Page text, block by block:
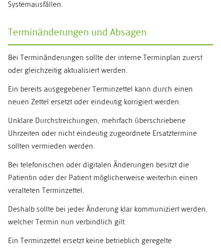
Systemausfällen.
Terminänderungen und Absagen
Bei Terminänderungen sollte der interne Terminplan zuerst
oder gleichzeitig aktualisiert werden.
Ein bereits ausgegebener Terminzettel kann durch einen
neuen Zettel ersetzt oder eindeutig korrigiert werden.
Unklare Durchstreichungen, mehrfach überschriebene
Uhrzeiten oder nicht eindeutig zugeordnete Ersatztermine
sollten vermieden werden.
Bei telefonischen oder digitalen Änderungen besitzt die
Patientin oder der Patient möglicherweise weiterhin einen
veralteten Terminzettel.
Deshalb sollte bei jeder Änderung klar kommuniziert werden,
welcher Termin nun verbindlich gilt.
Ein Terminzettel ersetzt keine betrieblich geregelte